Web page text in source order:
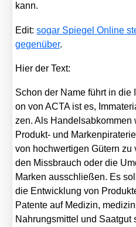
kann.
Edit:sogar Spie­gel Online
gegen­über.
Hier der Text:
Schon der Name führt in
on von ACTA ist es,
zen. Als Han­dels­ab­kom­men
Pro­dukt- und
von hoch­wer­ti­gen Gütern
den Miss­brauch oder die
Mar­ken aus­schlie­ßen. Es
die Ent­wick­lung von
Paten­te auf Medi­zin,
Nah­rungs­mit­tel und